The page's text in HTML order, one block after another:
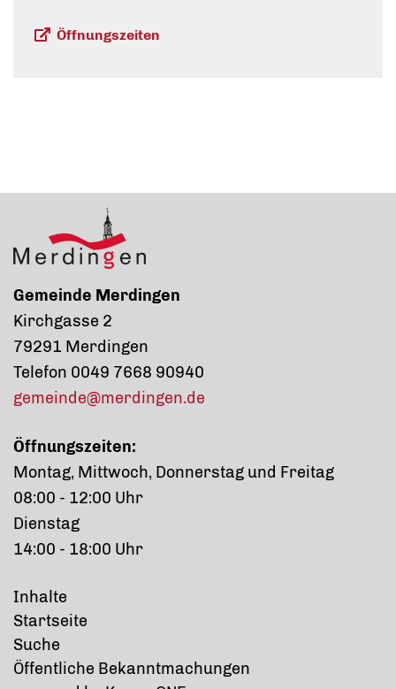
Öffnungszeiten
Gemeinde Merdingen
Kirchgasse 2
79291 Merdingen
Telefon 0049 7668 90940
gemeinde@merdingen.de
Öffnungszeiten:
Montag, Mittwoch, Donnerstag und Freitag
08:00 - 12:00 Uhr
Dienstag
14:00 - 18:00 Uhr
Inhalte
Startseite
Suche
Öffentliche Bekanntmachungen